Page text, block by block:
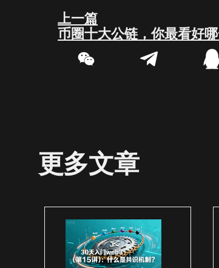
Prev
上一篇
币圈十大公链，你最看好哪
更多文章